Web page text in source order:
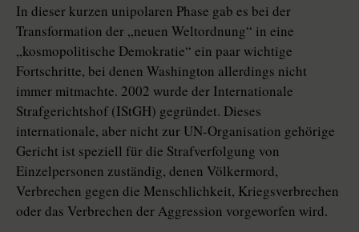
In dieser kurzen unipolaren Phase gab es bei der
Transformation der „neuen Weltordnung“ in eine
„kosmopolitische Demokratie“ ein paar wichtige
Fortschritte, bei denen Washington allerdings nicht
immer mitmachte. 2002 wurde der Internationale
Strafgerichtshof (IStGH) gegründet. Dieses
internationale, aber nicht zur UN-­Orga­nisa­tion gehörige
Gericht ist speziell für die Strafverfolgung von
Einzelpersonen zuständig, denen Völkermord,
Verbrechen gegen die Menschlichkeit, Kriegsverbrechen
oder das Verbrechen der Aggres­sion vorgeworfen wird.